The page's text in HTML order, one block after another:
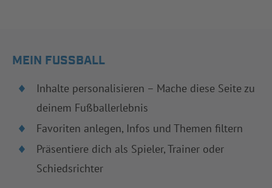
MEIN FUSSBALL
Inhalte personalisieren – Mache diese Seite zu
deinem Fußballerlebnis
Favoriten anlegen, Infos und Themen filtern
Präsentiere dich als Spieler, Trainer oder
Schiedsrichter